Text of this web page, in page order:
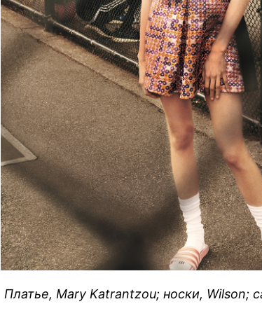
Платье, Mary Katrantzou; носки, Wilson;